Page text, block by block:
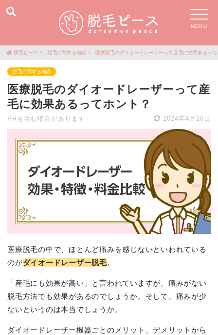
MENU
脱毛ピース 脱毛に関する知識 医療脱毛のダイオードレーザーって産毛に効果あるっ
脱毛に関する知識
医療脱毛のダイオードレーザーって産
毛に効果あるってホント？
PRを含む場合があります 2024年4月26日
医療脱毛の中で、ほとんど痛みを感じないといわれている
のがダイオードレーザー脱毛。
「産毛にも効果が高い」と言われていますが、痛みがない
脱毛方法でも効果があるのでしょうか。そして、痛みが少
ないというのは本当でしょうか。
ダイオードレーザー機器ごとのメリット、デメリットから